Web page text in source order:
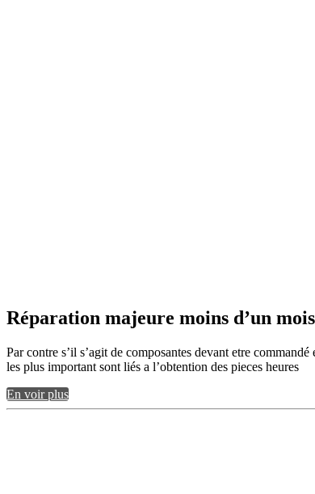
Réparation majeure moins d’un mois
Par contre s’il s’agit de composantes devant etre
les plus important sont liés a l’obtention des pieces heures
En voir plus